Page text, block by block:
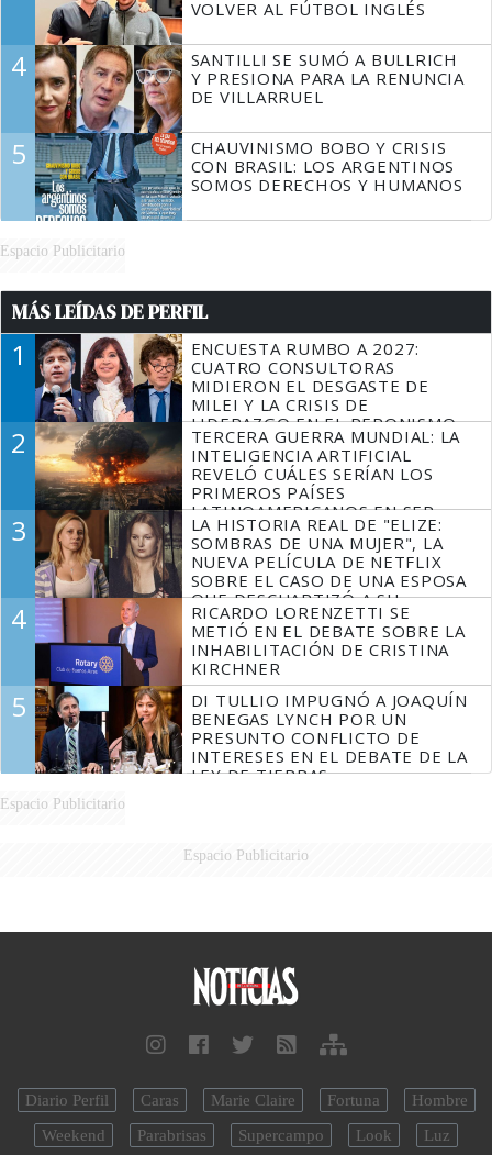
VOLVER AL FÚTBOL INGLÉS
4
SANTILLI SE SUMÓ A BULLRICH
Y PRESIONA PARA LA RENUNCIA
DE VILLARRUEL
5
CHAUVINISMO BOBO Y CRISIS
CON BRASIL: LOS ARGENTINOS
SOMOS DERECHOS Y HUMANOS
Espacio Publicitario
MÁS LEÍDAS DE PERFIL
1
ENCUESTA RUMBO A 2027:
CUATRO CONSULTORAS
MIDIERON EL DESGASTE DE
MILEI Y LA CRISIS DE
LIDERAZGO EN EL PERONISMO
2
TERCERA GUERRA MUNDIAL: LA
INTELIGENCIA ARTIFICIAL
REVELÓ CUÁLES SERÍAN LOS
PRIMEROS PAÍSES
LATINOAMERICANOS EN SER
DERROTADOS
3
LA HISTORIA REAL DE "ELIZE:
SOMBRAS DE UNA MUJER", LA
NUEVA PELÍCULA DE NETFLIX
SOBRE EL CASO DE UNA ESPOSA
QUE DESCUARTIZÓ A SU
MARIDO
4
RICARDO LORENZETTI SE
METIÓ EN EL DEBATE SOBRE LA
INHABILITACIÓN DE CRISTINA
KIRCHNER
5
DI TULLIO IMPUGNÓ A JOAQUÍN
BENEGAS LYNCH POR UN
PRESUNTO CONFLICTO DE
INTERESES EN EL DEBATE DE LA
LEY DE TIERRAS
Espacio Publicitario
Espacio Publicitario
Diario Perfil Caras Marie Claire Fortuna
Hombre
Weekend
Parabrisas Supercampo Look Luz